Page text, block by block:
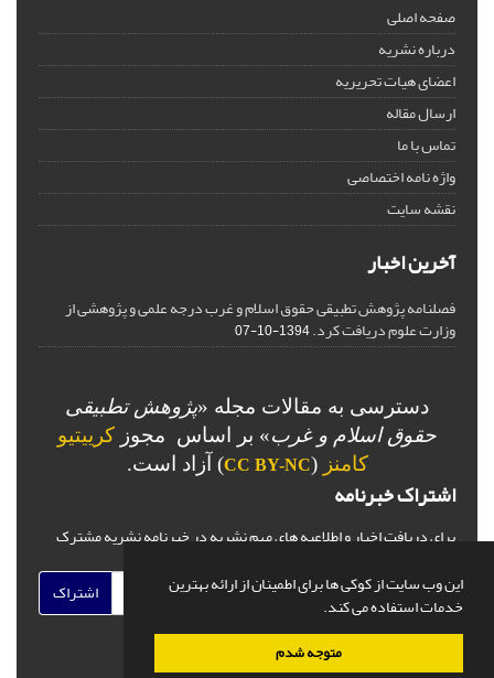
این وب سایت از کوکی ها برای اطمینان از ارائه بهترین
خدمات استفاده می کند.
متوجه شدم
صفحه اصلی
درباره نشریه
اعضای هیات تحریریه
ارسال مقاله
تماس با ما
واژه نامه اختصاصی
نقشه سایت
آخرین اخبار
فصلنامه پژوهش تطبیقی حقوق اسلام و غرب درجه علمی و پژوهشی از
وزارت علوم دریافت کرد.1394-10-07
دسترسی به مقالات مجله «پژوهش تطبیقی
حقوق اسلام و غرب» بر اساس مجوز کرییتیو
کامنز (
CC BY-NC) آزاد است.
اشتراک خبرنامه
برای دریافت اخبار و اطلاعیه های مهم نشریه در خبرنامه نشریه مشترک
اشتراک